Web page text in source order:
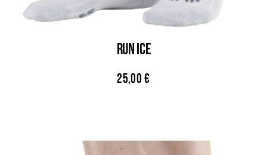
RUN ICE
25,00€